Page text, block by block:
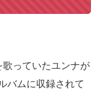
っていたユンナが
バムに収録されて